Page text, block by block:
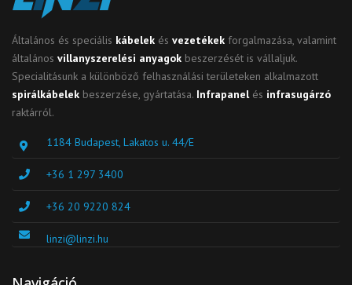
Általános és speciális kábelek és vezetékek forgalmazása, valamint
általános villanyszerelési anyagok beszerzését is vállaljuk.
Specialitásunk a különböző felhasználási területeken alkalmazott
spirálkábelek beszerzése, gyártatása. Infrapanel és infrasugárzó
raktárról.
1184 Budapest, Lakatos u. 44/E
+36 1 297 3400
+36 20 9220 824
linzi@linzi.hu